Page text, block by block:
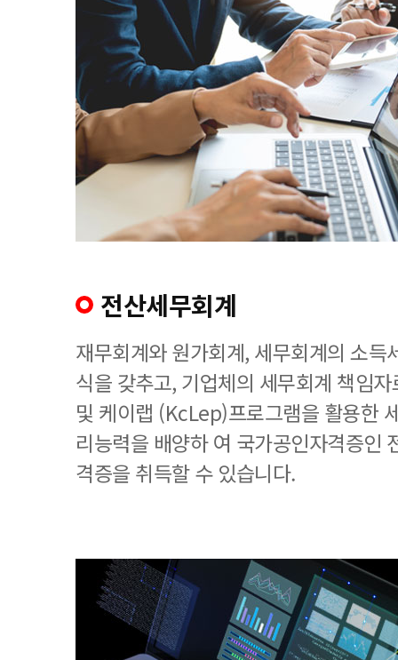
전산세무회계
재무회계와 원가회계, 세무회계의 소득
식을 갖추고, 기업체의 세무회계 책임
및 케이랩 (KcLep)프로그램을 활용한
리능력을 배양하 여 국가공인자격증인
격증을 취득할 수 있습니다.